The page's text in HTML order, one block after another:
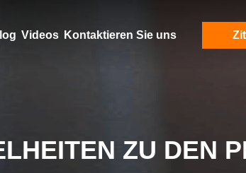
Videos Kontaktieren Sie uns
ZU DEN